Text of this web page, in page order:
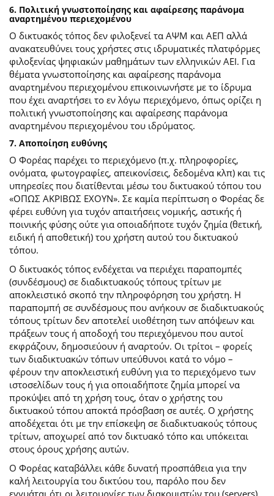
6. Πολιτική γνωστοποίησης και αφαίρεσης παράνομα
αναρτημένου περιεχομένου
Ο δικτυακός τόπος δεν φιλοξενεί τα ΑΨΜ και ΑΕΠ αλλά
ανακατευθύνει τους χρήστες στις ιδρυματικές πλατφόρμες
φιλοξενίας ψηφιακών μαθημάτων των ελληνικών ΑΕΙ. Για
θέματα γνωστοποίησης και αφαίρεσης παράνομα
αναρτημένου περιεχομένου επικοινωνήστε με το ίδρυμα
που έχει αναρτήσει το εν λόγω περιεχόμενο, όπως ορίζει η
πολιτική γνωστοποίησης και αφαίρεσης παράνομα
αναρτημένου περιεχομένου του ιδρύματος.
7. Αποποίηση ευθύνης
Ο Φορέας παρέχει το περιεχόμενο (π.χ. πληροφορίες,
ονόματα, φωτογραφίες, απεικονίσεις, δεδομένα κλπ) και τις
υπηρεσίες που διατίθενται μέσω του δικτυακού τόπου του
«ΟΠΩΣ ΑΚΡΙΒΩΣ ΕΧΟΥΝ». Σε καμία περίπτωση ο Φορέας δε
φέρει ευθύνη για τυχόν απαιτήσεις νομικής, αστικής ή
ποινικής φύσης ούτε για οποιαδήποτε τυχόν ζημία (θετική,
ειδική ή αποθετική) του χρήστη αυτού του δικτυακού
τόπου.
O δικτυακός τόπος ενδέχεται να περιέχει παραπομπές
(συνδέσμους) σε διαδικτυακούς τόπους τρίτων με
αποκλειστικό σκοπό την πληροφόρηση του χρήστη. Η
παραπομπή σε συνδέσμους που ανήκουν σε διαδικτυακούς
τόπους τρίτων δεν αποτελεί υιοθέτηση των απόψεων και
πράξεων τους ή αποδοχή του περιεχόμενου που αυτοί
εκφράζουν, δημοσιεύουν ή αναρτούν. Οι τρίτοι – φορείς
των διαδικτυακών τόπων υπεύθυνοι κατά το νόμο –
φέρουν την αποκλειστική ευθύνη για το περιεχόμενο των
ιστοσελίδων τους ή για οποιαδήποτε ζημία μπορεί να
προκύψει από τη χρήση τους, όταν ο χρήστης του
δικτυακού τόπου αποκτά πρόσβαση σε αυτές. Ο χρήστης
αποδέχεται ότι με την επίσκεψη σε διαδικτυακούς τόπους
τρίτων, αποχωρεί από τον δικτυακό τόπο και υπόκειται
στους όρους χρήσης αυτών.
Ο Φορέας καταβάλλει κάθε δυνατή προσπάθεια για την
καλή λειτουργία του δικτύου του, παρόλο που δεν